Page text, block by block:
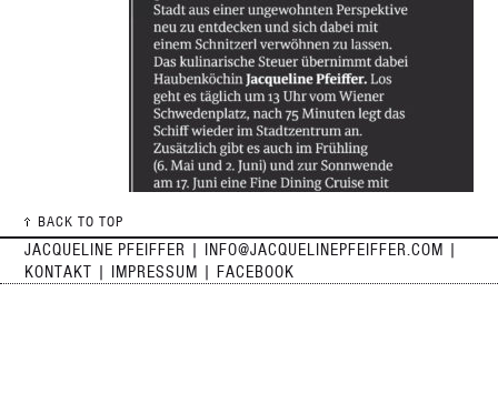
BACK TO TOP
JACQUELINE PFEIFFER | INFO@JACQUELINEPFEIFFER.COM |
KONTAKT | IMPRESSUM | FACEBOOK